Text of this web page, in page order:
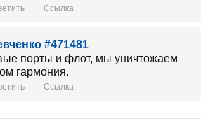
Ссылка
#471481
порты и флот, мы уничтожаем
гармония.
Ссылка